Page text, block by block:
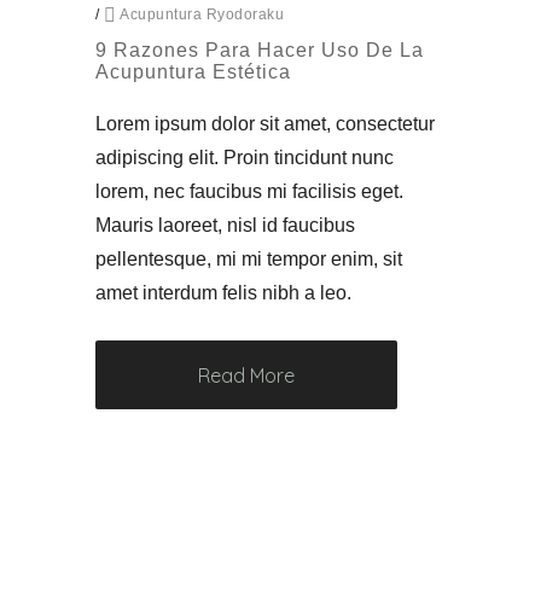
/
Acupuntura Ryodoraku
9 Razones Para Hacer Uso De La
Acupuntura Estética
Lorem ipsum dolor sit amet, consectetur
adipiscing elit. Proin tincidunt nunc
lorem, nec faucibus mi facilisis eget.
Mauris laoreet, nisl id faucibus
pellentesque, mi mi tempor enim, sit
amet interdum felis nibh a leo.
Read More